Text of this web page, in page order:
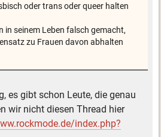
oder trans oder queer halten
in seinem Leben falsch gemacht,
zu Frauen davon abhalten
es gibt schon Leute, die genau
wir nicht diesen Thread hier
index.php?